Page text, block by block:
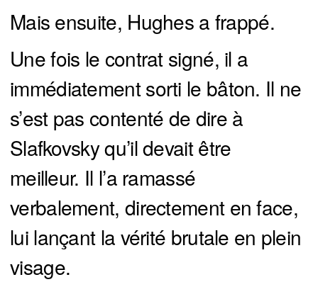
Mais ensuite, Hughes a frappé.
Une fois le contrat signé, il a
immédiatement sorti le bâton. Il ne
s’est pas contenté de dire à
Slafkovsky qu’il devait être
meilleur. Il l’a ramassé
verbalement, directement en face,
lui lançant la vérité brutale en plein
visage.